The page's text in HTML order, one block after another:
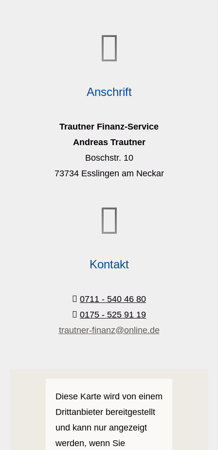
Anschrift
Trautner Finanz-Service
Andreas Trautner
Boschstr. 10
73734 Esslingen am Neckar
Kontakt
0711 - 540 46 80
0175 - 525 91 19
trautner-finanz@online.de
Diese Karte wird von einem
Drittanbieter bereitgestellt
und kann nur angezeigt
werden, wenn Sie